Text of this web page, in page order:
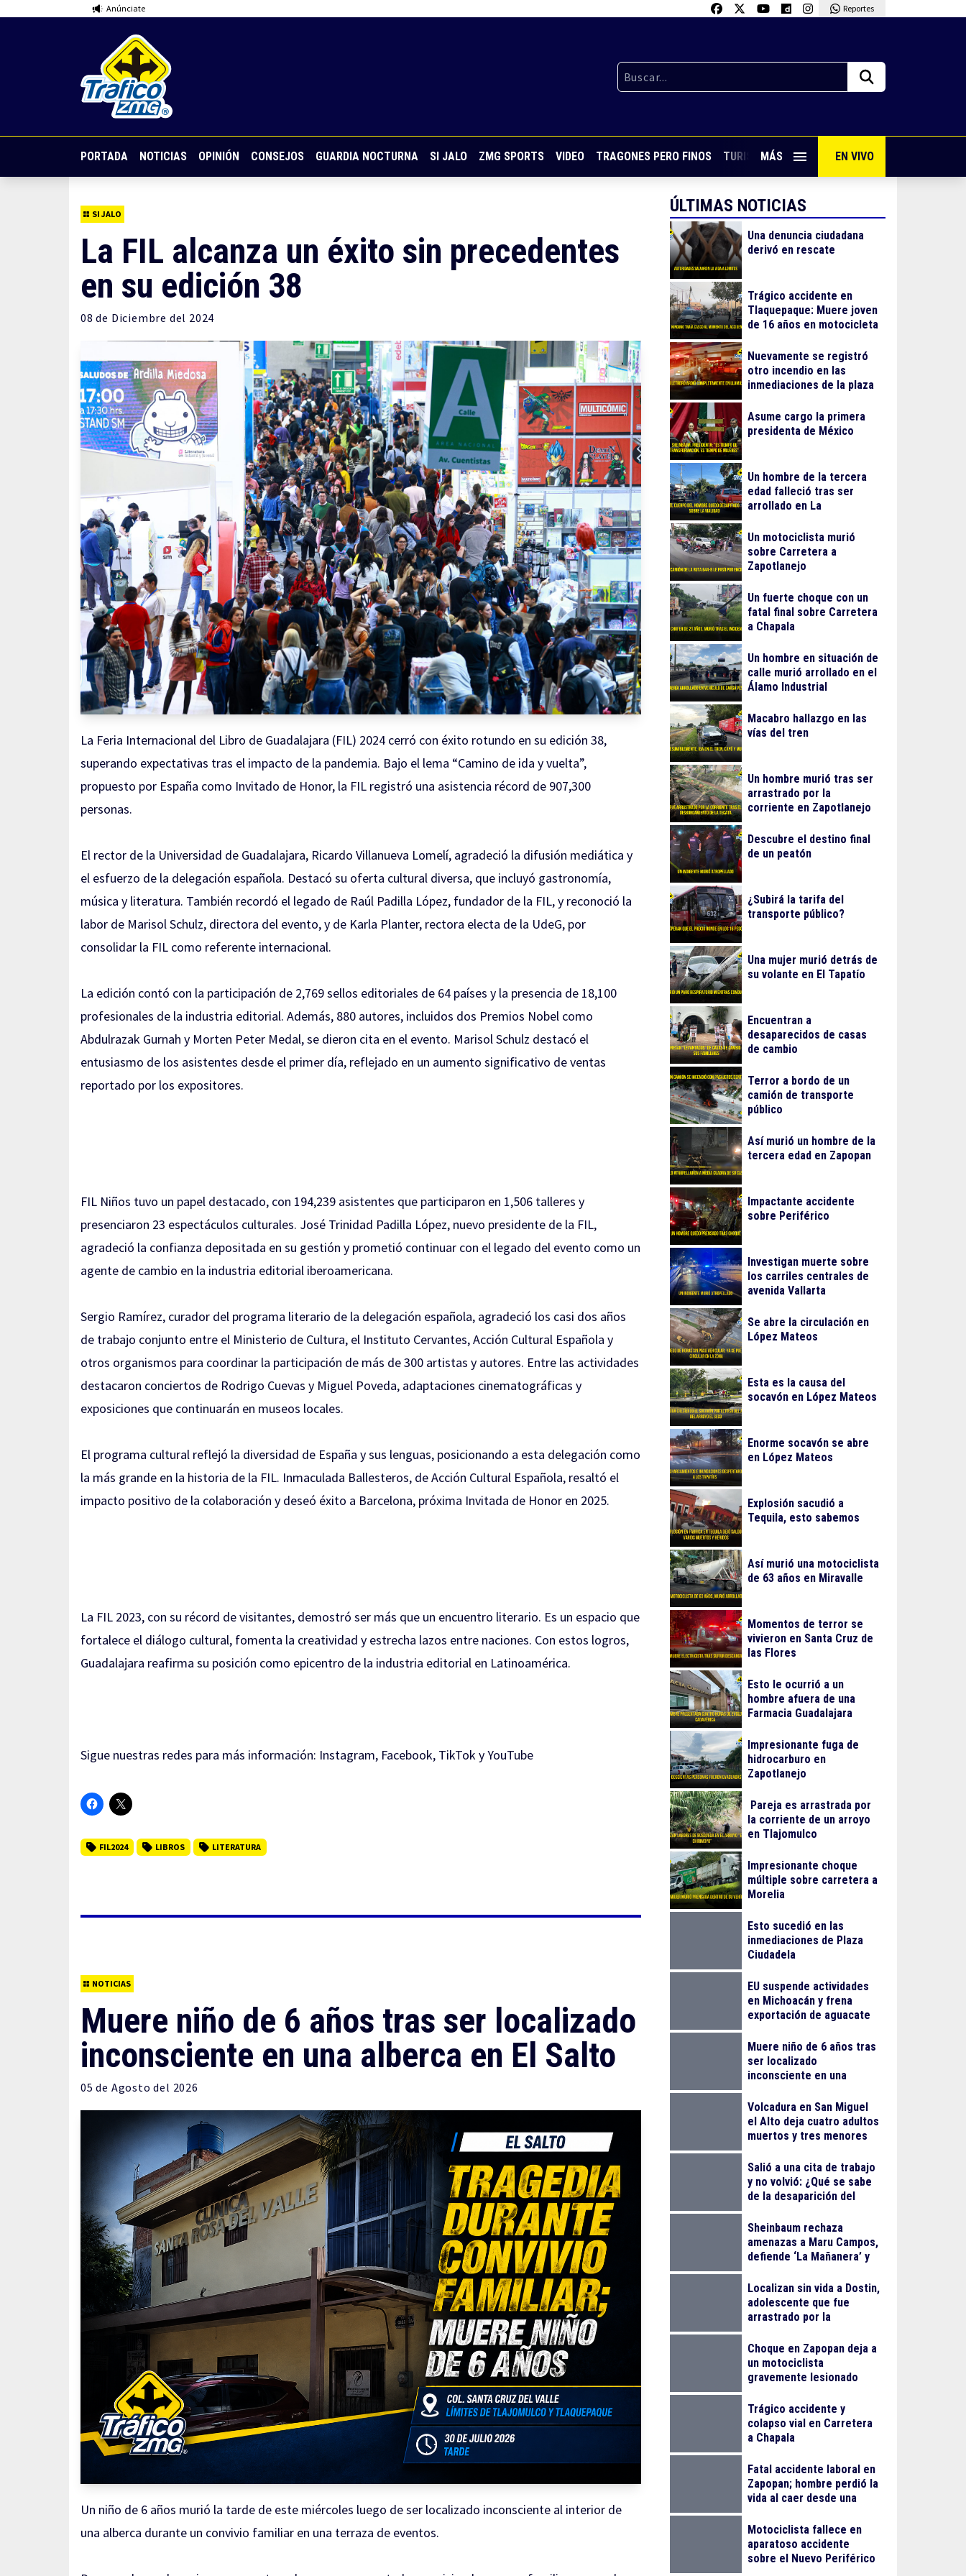
Anúnciate Reportes
PORTADA NOTICIAS OPINIÓN CONSEJOS GUARDIA NOCTURNA SI JALO ZMG SPORTS VIDEO TRAGONES PERO FINOS TURISMO CON SABOR VIVE PUERTO VALLARTA
MÁS EN VIVO
SI JALO
La FIL alcanza un éxito sin precedentes
en su edición 38
08 de Diciembre del 2024
La Feria Internacional del Libro de Guadalajara (FIL) 2024 cerró con éxito rotundo en su edición 38,
superando expectativas tras el impacto de la pandemia. Bajo el lema “Camino de ida y vuelta”,
propuesto por España como Invitado de Honor, la FIL registró una asistencia récord de 907,300
personas.
El rector de la Universidad de Guadalajara, Ricardo Villanueva Lomelí, agradeció la difusión mediática y
el esfuerzo de la delegación española. Destacó su oferta cultural diversa, que incluyó gastronomía,
música y literatura. También recordó el legado de Raúl Padilla López, fundador de la FIL, y reconoció la
labor de Marisol Schulz, directora del evento, y de Karla Planter, rectora electa de la UdeG, por
consolidar la FIL como referente internacional.
La edición contó con la participación de 2,769 sellos editoriales de 64 países y la presencia de 18,100
profesionales de la industria editorial. Además, 880 autores, incluidos dos Premios Nobel como
Abdulrazak Gurnah y Morten Peter Medal, se dieron cita en el evento. Marisol Schulz destacó el
entusiasmo de los asistentes desde el primer día, reflejado en un aumento significativo de ventas
reportado por los expositores.
FIL Niños tuvo un papel destacado, con 194,239 asistentes que participaron en 1,506 talleres y
presenciaron 23 espectáculos culturales. José Trinidad Padilla López, nuevo presidente de la FIL,
agradeció la confianza depositada en su gestión y prometió continuar con el legado del evento como un
agente de cambio en la industria editorial iberoamericana.
Sergio Ramírez, curador del programa literario de la delegación española, agradeció los casi dos años
de trabajo conjunto entre el Ministerio de Cultura, el Instituto Cervantes, Acción Cultural Española y
otros organismos para coordinar la participación de más de 300 artistas y autores. Entre las actividades
destacaron conciertos de Rodrigo Cuevas y Miguel Poveda, adaptaciones cinematográficas y
exposiciones que continuarán en museos locales.
El programa cultural reflejó la diversidad de España y sus lenguas, posicionando a esta delegación como
la más grande en la historia de la FIL. Inmaculada Ballesteros, de Acción Cultural Española, resaltó el
impacto positivo de la colaboración y deseó éxito a Barcelona, próxima Invitada de Honor en 2025.
La FIL 2023, con su récord de visitantes, demostró ser más que un encuentro literario. Es un espacio que
fortalece el diálogo cultural, fomenta la creatividad y estrecha lazos entre naciones. Con estos logros,
Guadalajara reafirma su posición como epicentro de la industria editorial en Latinoamérica.
Sigue nuestras redes para más información: Instagram, Facebook, TikTokyYouTube
FIL2024 LIBROS LITERATURA
NOTICIAS
Muere niño de 6 años tras ser localizado
inconsciente en una alberca en El Salto
05 de Agosto del 2026
Un niño de 6 años murió la tarde de este miércoles luego de ser localizado inconsciente al interior de
una alberca durante un convivio familiar en una terraza de eventos.
ÚLTIMAS NOTICIAS
Una denuncia ciudadana
derivó en rescate
Trágico accidente en
Tlaquepaque: Muere joven
de 16 años en motocicleta
Nuevamente se registró
otro incendio en las
inmediaciones de la plaza
Asume cargo la primera
presidenta de México
Un hombre de la tercera
edad falleció tras ser
arrollado en La
Un motociclista murió
sobre Carretera a
Zapotlanejo
Un fuerte choque con un
fatal final sobre Carretera
a Chapala
Un hombre en situación de
calle murió arrollado en el
Álamo Industrial
Macabro hallazgo en las
vías del tren
Un hombre murió tras ser
arrastrado por la
corriente en Zapotlanejo
Descubre el destino final
de un peatón
¿Subirá la tarifa del
transporte público?
Una mujer murió detrás de
su volante en El Tapatío
Encuentran a
desaparecidos de casas
de cambio
Terror a bordo de un
camión de transporte
público
Así murió un hombre de la
tercera edad en Zapopan
Impactante accidente
sobre Periférico
Investigan muerte sobre
los carriles centrales de
avenida Vallarta
Se abre la circulación en
López Mateos
Esta es la causa del
socavón en López Mateos
Enorme socavón se abre
en López Mateos
Explosión sacudió a
Tequila, esto sabemos
Así murió una motociclista
de 63 años en Miravalle
Momentos de terror se
vivieron en Santa Cruz de
las Flores
Esto le ocurrió a un
hombre afuera de una
Farmacia Guadalajara
Impresionante fuga de
hidrocarburo en
Zapotlanejo
Pareja es arrastrada por
la corriente de un arroyo
en Tlajomulco
Impresionante choque
múltiple sobre carretera a
Morelia
Esto sucedió en las
inmediaciones de Plaza
Ciudadela
EU suspende actividades
en Michoacán y frena
exportación de aguacate
Muere niño de 6 años tras
ser localizado
inconsciente en una
Volcadura en San Miguel
el Alto deja cuatro adultos
muertos y tres menores
Salió a una cita de trabajo
y no volvió: ¿Qué se sabe
de la desaparición del
Cabezas Talavera?
Sheinbaum rechaza
amenazas a Maru Campos,
defiende ‘La Mañanera’ y
de Reforestación
Localizan sin vida a Dostin,
adolescente que fue
arrastrado por la
de Oblatos
Choque en Zapopan deja a
un motociclista
gravemente lesionado
Trágico accidente y
colapso vial en Carretera
a Chapala
Fatal accidente laboral en
Zapopan; hombre perdió la
vida al caer desde una
Motociclista fallece en
aparatoso accidente
sobre el Nuevo Periférico